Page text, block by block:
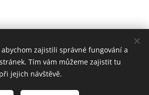
© 2023
Cookies
abychom zajistili správné fungování a
Tím vám můžeme zajistit tu
jejich návštěvě.